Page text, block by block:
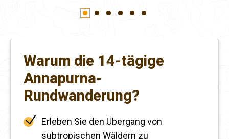
Warum die 14-tägige
Annapurna-
Rundwanderung?
Erleben Sie den Übergang von
subtropischen Wäldern zu